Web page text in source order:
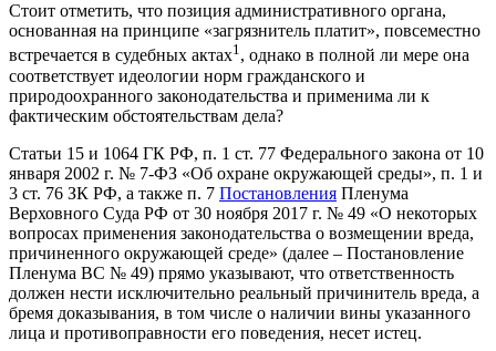
Стоит отметить, что позиция административного органа,
основанная на принципе «загрязнитель платит», повсеместно
встречается в судебных актах1, однако в полной ли мере она
соответствует идеологии норм гражданского и
природоохранного законодательства и применима ли к
фактическим обстоятельствам дела?
Статьи 15 и 1064 ГК РФ, п. 1 ст. 77 Федерального закона от 10
января 2002 г. № 7-ФЗ «Об охране окружающей среды», п. 1 и
3 ст. 76 ЗК РФ, а также п. 7 Постановления Пленума
Верховного Суда РФ от 30 ноября 2017 г. № 49 «О некоторых
вопросах применения законодательства о возмещении вреда,
причиненного окружающей среде» (далее – Постановление
Пленума ВС № 49) прямо указывают, что ответственность
должен нести исключительно реальный причинитель вреда, а
бремя доказывания, в том числе о наличии вины указанного
лица и противоправности его поведения, несет истец.